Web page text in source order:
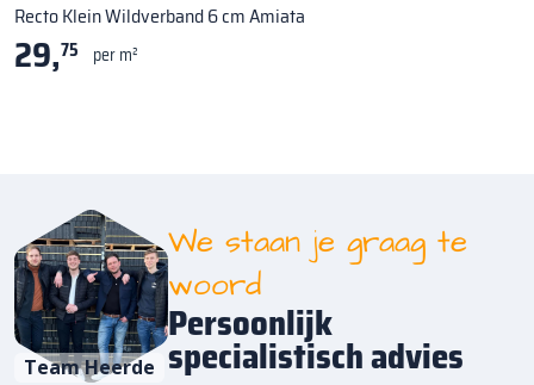
Recto Klein Wildverband 6 cm Amiata
29,75 per m²
Team Heerde
We staan je graag te
woord
Persoonlijk
specialistisch advies